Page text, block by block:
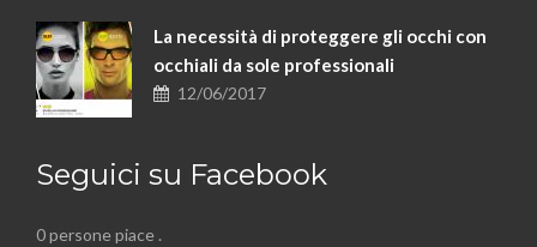
La necessità di proteggere gli occhi con
occhiali da sole professionali
12/06/2017
Seguici su Facebook
0 persone piace .